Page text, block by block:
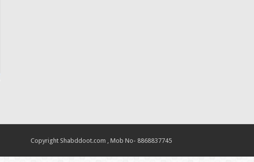
Copyright Shabddoot.com , Mob No- 8868837745